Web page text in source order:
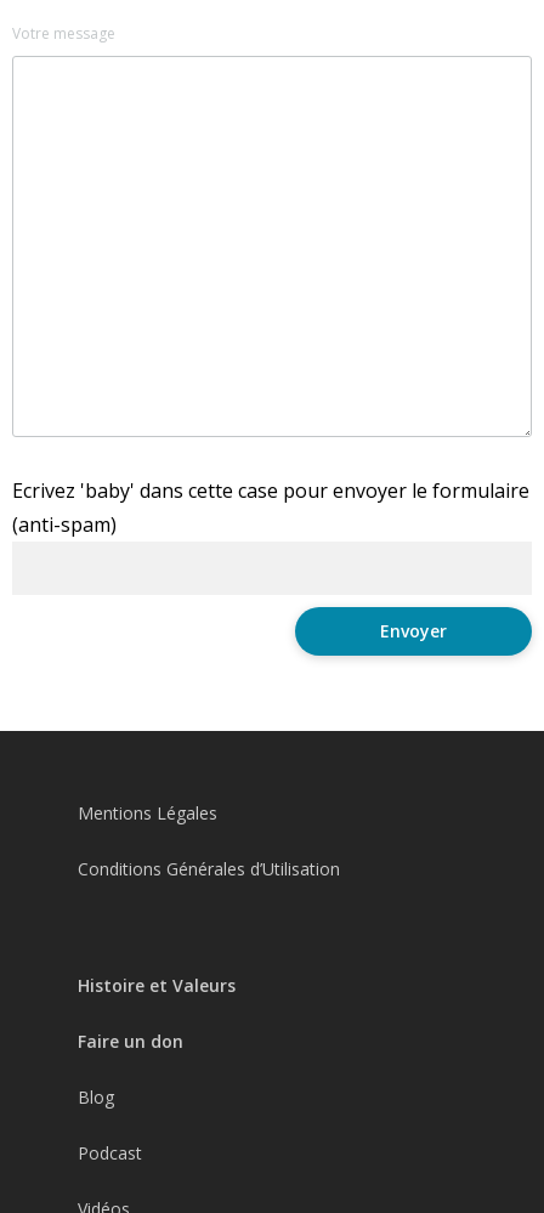
Votre message
Ecrivez 'baby' dans cette case pour envoyer le formulaire
(anti-spam)
Mentions Légales
Conditions Générales d’Utilisation
Histoire et Valeurs
Faire un don
Blog
Podcast